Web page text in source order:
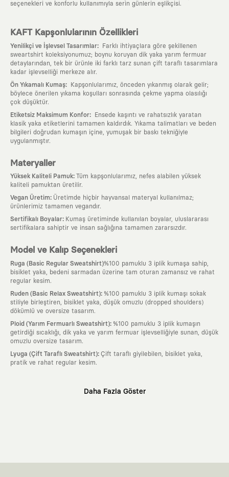
seçenekleri ve konforlu kullanımıyla serin günlerin eşlikçisi.
KAFT Kapşonlularının Özellikleri
Yenilikçi ve İşlevsel Tasarımlar:
Farklı ihtiyaçlara göre şekillenen
sweartshirt koleksiyonumuz; boynu koruyan dik yaka yarım fermuar
detaylarından, tek bir ürünle iki farklı tarz sunan çift taraflı tasarımlara
kadar işlevselliği merkeze alır.
Ön Yıkamalı Kumaş:
Kapşonlularımız, önceden yıkanmış olarak gelir;
böylece önerilen yıkama koşulları sonrasında çekme yapma olasılığı
çok düşüktür.
Etiketsiz Maksimum Konfor:
Ensede kaşıntı ve rahatsızlık yaratan
klasik yaka etiketlerini tamamen kaldırdık. Yıkama talimatları ve beden
bilgileri doğrudan kumaşın içine, yumuşak bir baskı tekniğiyle
uygulanmıştır.
Materyaller
Yüksek Kaliteli Pamuk: Tüm kapşonlularımız, nefes alabilen yüksek
kaliteli pamuktan üretilir.
Vegan Üretim: Üretimde hiçbir hayvansal materyal kullanılmaz;
ürünlerimiz tamamen vegandır.
Sertifikalı Boyalar: Kumaş üretiminde kullanılan boyalar, uluslararası
sertifikalara sahiptir ve insan sağlığına tamamen zararsızdır.
Model ve Kalıp Seçenekleri
Ruga (Basic Regular Sweatshirt)%100 pamuklu 3 iplik kumaşa sahip,
bisiklet yaka, bedeni sarmadan üzerine tam oturan zamansız ve rahat
regular kesim.
Ruden (Basic Relax Sweatshirt): %100 pamuklu 3 iplik kumaşı sokak
stiliyle birleştiren, bisiklet yaka, düşük omuzlu (dropped shoulders)
dökümlü ve oversize tasarım.
Ploid (Yarım Fermuarlı Sweatshirt): %100 pamuklu 3 iplik kumaşın
getirdiği sıcaklığı, dik yaka ve yarım fermuar işlevselliğiyle sunan, düşük
omuzlu oversize tasarım.
Lyuga (Çift Taraflı Sweatshirt): Çift taraflı giyilebilen, bisiklet yaka,
pratik ve rahat regular kesim.
dolabının en değerli parçası olarak kalacak, hikayesini ve estetik
Daha Fazla Göster